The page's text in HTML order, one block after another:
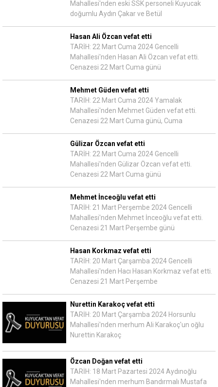
Mahallesi'nden eski SSK personeli Kuyucak
doğumlu Aydın Çakar ve Betül
Hasan Ali Özcan vefat etti
TARİH: 22 Mart Cuma 2024 Gencelli
Mahallesi'nden Hasan Ali Özcan vefat etti.
Cenazesi 22 Mart Cuma günü
Mehmet Güden vefat etti
TARİH: 22 Mart Cuma 2024 Yamalak
Mahallesi'nden Mehmet Güden vefat etti.
Cenazesi 22 Mart Cuma günü, Cuma
Gülizar Özcan vefat etti
TARİH: 22 Mart Cuma 2024 Gencelli
Mahallesi'nden Gülizar Özcan vefat etti.
Cenazesi 22 Mart Cuma günü
Mehmet İnceoğlu vefat etti
TARİH: 21 Mart Perşembe 2024 Gencelli
Mahallesi'nden Mehmet İnceoğlu vefat etti.
Cenazesi 21 Mart Perşembe günü
Hasan Korkmaz vefat etti
TARİH: 20 Mart Çarşamba 2024 Gencelli
Mahallesi'nden Hacı Hasan Korkmaz vefat etti.
Cenazesi 21 Mart Perşembe
Nurettin Karakoç vefat etti
TARİH: 20 Mart Çarşamba 2024 Horsunlu
Mahallesi'nden merhum Ali Karakoç'un oğlu
Nurettin Karakoç
Özcan Doğan vefat etti
TARİH: 18 Mart Pazartesi 2024 Aydınoğlu
Mahallesi'nden merhum Bandırmalı Mustafa